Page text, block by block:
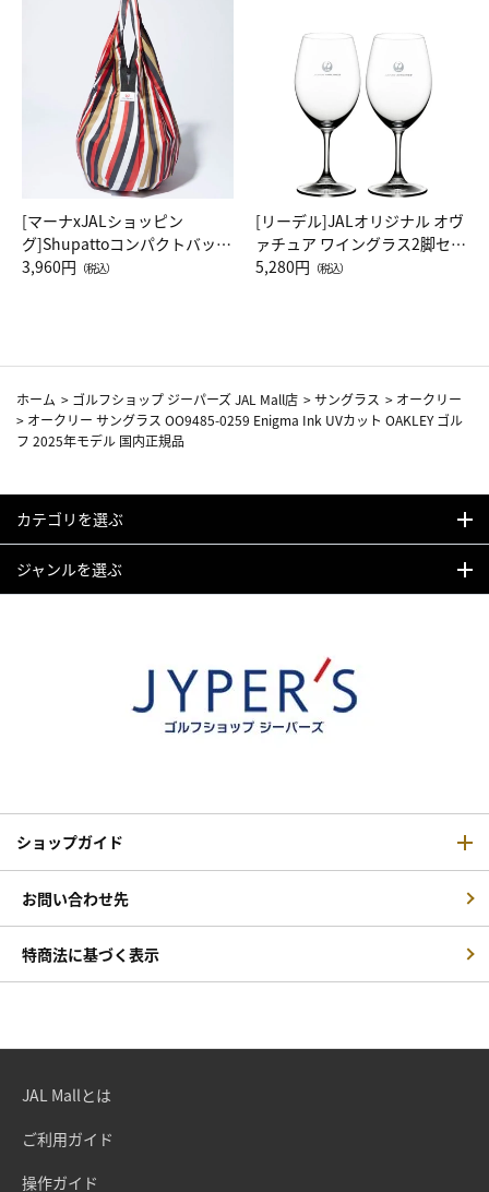
[マーナxJALショッピン
グ]Shupattoコンパクトバッグ
Drop JAL客室乗務員（LC）ス
3,960円 （税込）
[リーデル]JALオリジナル オヴ
ァチュア ワイングラス2脚セッ
ト（レッドワイン）
5,280円 （税込）
ホーム > ゴルフショップ ジーパーズ JAL Mall店 >サングラス > オークリー
> オークリー サングラス OO9485-0259 Enigma Ink UVカット OAKLEY ゴル
フ 2025年モデル 国内正規品
カテゴリを選ぶ
ジャンルを選ぶ
ショップガイド
お問い合わせ先
特商法に基づく表示
JAL Mallとは
ご利用ガイド
操作ガイド